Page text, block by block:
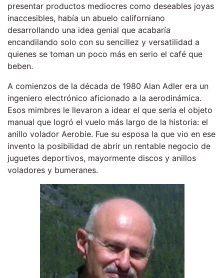
presentar productos mediocres como deseables joyas
inaccesibles, había un abuelo californiano
desarrollando una idea genial que acabaría
encandilando solo con su sencillez y versatilidad a
quienes se toman un poco más en serio el café que
beben.
A comienzos de la década de 1980 Alan Adler era un
ingeniero electrónico aficionado a la aerodinámica.
Esos mimbres le llevaron a idear el que sería el objeto
manual que logró el vuelo más largo de la historia: el
anillo volador Aerobie. Fue su esposa la que vio en ese
invento la posibilidad de abrir un rentable negocio de
juguetes deportivos, mayormente discos y anillos
voladores y bumeranes.